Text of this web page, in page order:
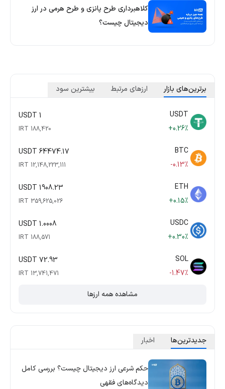
کلاهبرداری طرح پانزی و طرح هرمی در ارز
دیجیتال چیست؟
برترین‌های بازار ارزهای مرتبط بیشترین سود
USDT
+0.26%
1 USDT
188,420 IRT
BTC
-0.13%
64474.17 USDT
12,148,223,111 IRT
ETH
+0.15%
1908.23 USDT
359,625,026 IRT
USDC
+0.30%
1.0008 USDT
188,571 IRT
SOL
-1.47%
72.93 USDT
13,741,471 IRT
مشاهده همه ارزها
جدید‌ترین‌ها اخبار
حکم شرعی ارز دیجیتال چیست؟ بررسی کامل
دیدگاه‌های فقهی